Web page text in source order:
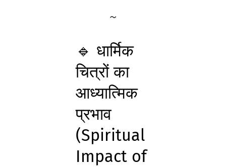
🔹 धार्मिक
चित्रों का
आध्यात्मिक
प्रभाव
(Spiritual
Impact of